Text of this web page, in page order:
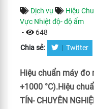
Dịch vụ Hiệu
Vực Nhiệt độ- độ ẩm
-
648
Chia sẻ: | Twitter
Hiệu chuẩn máy đo
+1000 °C).Hiệu
TÍN- CHUYÊN